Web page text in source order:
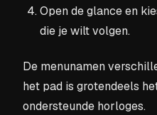
Open de glance en
die je wilt volgen.
De menunamen
het pad is grotendeels
ondersteunde horloges.